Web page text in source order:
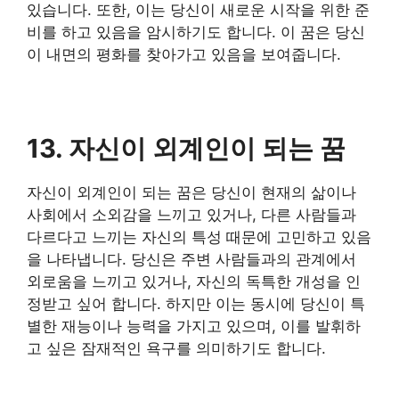
있습니다. 또한, 이는 당신이 새로운 시작을 위한 준
비를 하고 있음을 암시하기도 합니다. 이 꿈은 당신
이 내면의 평화를 찾아가고 있음을 보여줍니다.
13. 자신이 외계인이 되는 꿈
자신이 외계인이 되는 꿈은 당신이 현재의 삶이나
사회에서 소외감을 느끼고 있거나, 다른 사람들과
다르다고 느끼는 자신의 특성 때문에 고민하고 있음
을 나타냅니다. 당신은 주변 사람들과의 관계에서
외로움을 느끼고 있거나, 자신의 독특한 개성을 인
정받고 싶어 합니다. 하지만 이는 동시에 당신이 특
별한 재능이나 능력을 가지고 있으며, 이를 발휘하
고 싶은 잠재적인 욕구를 의미하기도 합니다.